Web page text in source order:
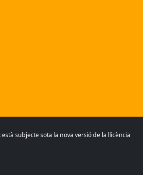
subjecte sota la nova versió de la llicència